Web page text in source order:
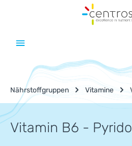
Zum Hauptinhalt springen
Nährstoffgruppen Vitamine
Vitamin B6 -